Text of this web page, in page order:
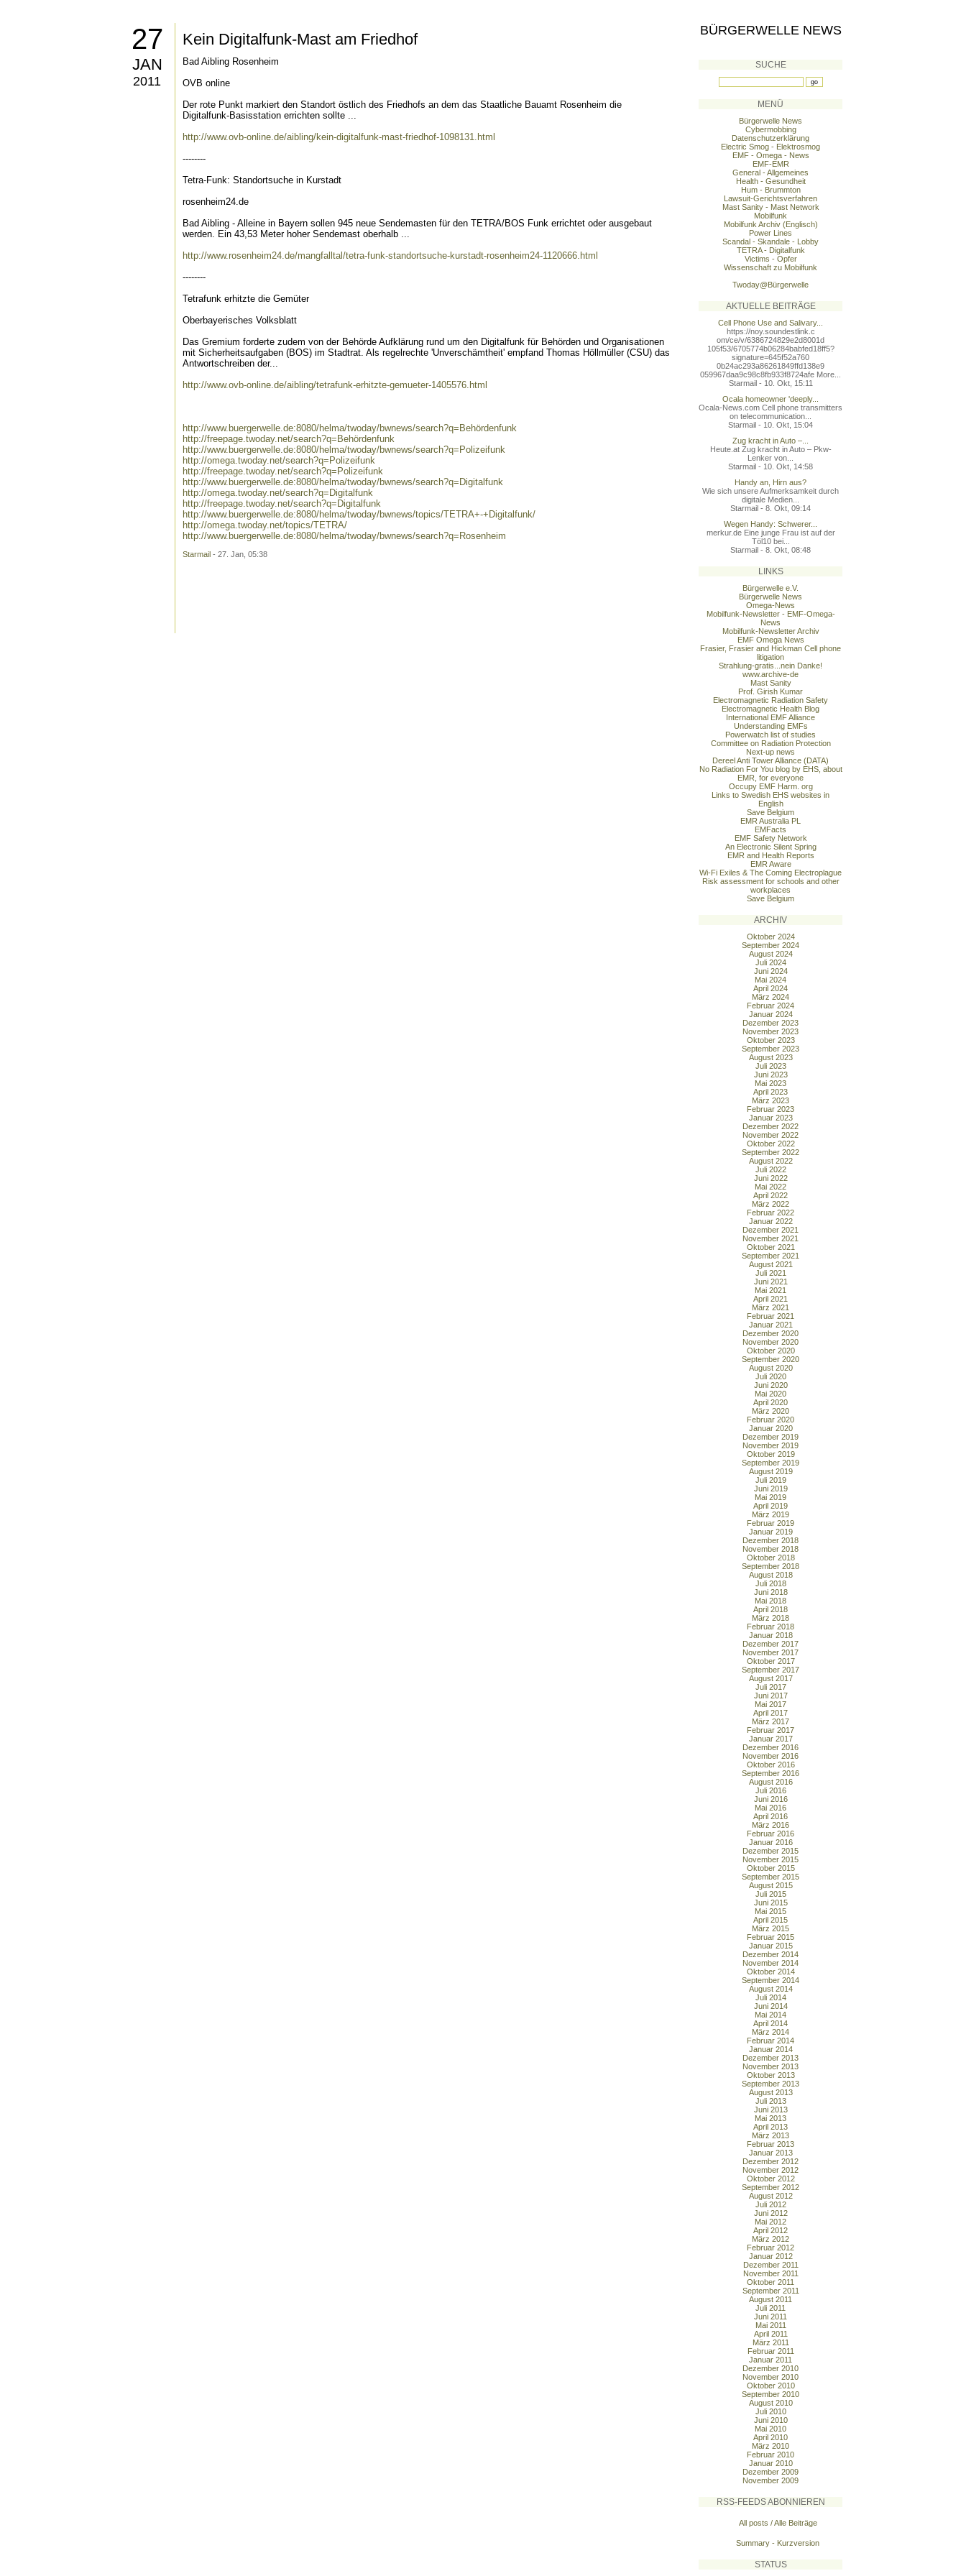
27
JAN
2011
Kein Digitalfunk-Mast am Friedhof
Bad Aibling Rosenheim
OVB online
Der rote Punkt markiert den Standort östlich des Friedhofs an dem das Staatliche Bauamt Rosenheim die
Digitalfunk-Basisstation errichten sollte ...
http://www.ovb-online.de/aibling/kein-digitalfunk-mast-friedhof-1098131.html
--------
Tetra-Funk: Standortsuche in Kurstadt
rosenheim24.de
Bad Aibling - Alleine in Bayern sollen 945 neue Sendemasten für den TETRA/BOS Funk errichtet oder ausgebaut
werden. Ein 43,53 Meter hoher Sendemast oberhalb ...
http://www.rosenheim24.de/mangfalltal/tetra-funk-standortsuche-kurstadt-rosenheim24-1120666.html
--------
Tetrafunk erhitzte die Gemüter
Oberbayerisches Volksblatt
Das Gremium forderte zudem von der Behörde Aufklärung rund um den Digitalfunk für Behörden und Organisationen
mit Sicherheitsaufgaben (BOS) im Stadtrat. Als regelrechte 'Unverschämtheit' empfand Thomas Höllmüller (CSU) das
Antwortschreiben der...
http://www.ovb-online.de/aibling/tetrafunk-erhitzte-gemueter-1405576.html
http://www.buergerwelle.de:8080/helma/twoday/bwnews/search?q=Behördenfunk
http://freepage.twoday.net/search?q=Behördenfunk
http://www.buergerwelle.de:8080/helma/twoday/bwnews/search?q=Polizeifunk
http://omega.twoday.net/search?q=Polizeifunk
http://freepage.twoday.net/search?q=Polizeifunk
http://www.buergerwelle.de:8080/helma/twoday/bwnews/search?q=Digitalfunk
http://omega.twoday.net/search?q=Digitalfunk
http://freepage.twoday.net/search?q=Digitalfunk
http://www.buergerwelle.de:8080/helma/twoday/bwnews/topics/TETRA+-+Digitalfunk/
http://omega.twoday.net/topics/TETRA/
http://www.buergerwelle.de:8080/helma/twoday/bwnews/search?q=Rosenheim
Starmail - 27. Jan, 05:38
BÜRGERWELLE NEWS
SUCHE
MENÜ
Bürgerwelle News
Cybermobbing
Datenschutzerklärung
Electric Smog - Elektrosmog
EMF - Omega - News
EMF-EMR
General - Allgemeines
Health - Gesundheit
Hum - Brummton
Lawsuit-Gerichtsverfahren
Mast Sanity - Mast Network
Mobilfunk
Mobilfunk Archiv (Englisch)
Power Lines
Scandal - Skandale - Lobby
TETRA - Digitalfunk
Victims - Opfer
Wissenschaft zu Mobilfunk
Twoday@Bürgerwelle
AKTUELLE BEITRÄGE
Cell Phone Use and Salivary...
https://noy.soundestlink.c
om/ce/v/6386724829e2d8001d
105f53/6705774b06284babfed18ff5?
signature=645f52a760
0b24ac293a86261849ffd138e9
059967daa9c98c8fb933f8724afe More...
Starmail - 10. Okt, 15:11
Ocala homeowner 'deeply...
Ocala-News.com Cell phone transmitters
on telecommunication...
Starmail - 10. Okt, 15:04
Zug kracht in Auto –...
Heute.at Zug kracht in Auto – Pkw-
Lenker von...
Starmail - 10. Okt, 14:58
Handy an, Hirn aus?
Wie sich unsere Aufmerksamkeit durch
digitale Medien...
Starmail - 8. Okt, 09:14
Wegen Handy: Schwerer...
merkur.de Eine junge Frau ist auf der
Töl10 bei...
Starmail - 8. Okt, 08:48
LINKS
Bürgerwelle e.V.
Bürgerwelle News
Omega-News
Mobilfunk-Newsletter - EMF-Omega-
News
Mobilfunk-Newsletter Archiv
EMF Omega News
Frasier, Frasier and Hickman Cell phone
litigation
Strahlung-gratis...nein Danke!
www.archive-de
Mast Sanity
Prof. Girish Kumar
Electromagnetic Radiation Safety
Electromagnetic Health Blog
International EMF Alliance
Understanding EMFs
Powerwatch list of studies
Committee on Radiation Protection
Next-up news
Dereel Anti Tower Alliance (DATA)
No Radiation For You blog by EHS, about
EMR, for everyone
Occupy EMF Harm. org
Links to Swedish EHS websites in
English
Save Belgium
EMR Australia PL
EMFacts
EMF Safety Network
An Electronic Silent Spring
EMR and Health Reports
EMR Aware
Wi-Fi Exiles & The Coming Electroplague
Risk assessment for schools and other
workplaces
Save Belgium
ARCHIV
Oktober 2024
September 2024
August 2024
Juli 2024
Juni 2024
Mai 2024
April 2024
März 2024
Februar 2024
Januar 2024
Dezember 2023
November 2023
Oktober 2023
September 2023
August 2023
Juli 2023
Juni 2023
Mai 2023
April 2023
März 2023
Februar 2023
Januar 2023
Dezember 2022
November 2022
Oktober 2022
September 2022
August 2022
Juli 2022
Juni 2022
Mai 2022
April 2022
März 2022
Februar 2022
Januar 2022
Dezember 2021
November 2021
Oktober 2021
September 2021
August 2021
Juli 2021
Juni 2021
Mai 2021
April 2021
März 2021
Februar 2021
Januar 2021
Dezember 2020
November 2020
Oktober 2020
September 2020
August 2020
Juli 2020
Juni 2020
Mai 2020
April 2020
März 2020
Februar 2020
Januar 2020
Dezember 2019
November 2019
Oktober 2019
September 2019
August 2019
Juli 2019
Juni 2019
Mai 2019
April 2019
März 2019
Februar 2019
Januar 2019
Dezember 2018
November 2018
Oktober 2018
September 2018
August 2018
Juli 2018
Juni 2018
Mai 2018
April 2018
März 2018
Februar 2018
Januar 2018
Dezember 2017
November 2017
Oktober 2017
September 2017
August 2017
Juli 2017
Juni 2017
Mai 2017
April 2017
März 2017
Februar 2017
Januar 2017
Dezember 2016
November 2016
Oktober 2016
September 2016
August 2016
Juli 2016
Juni 2016
Mai 2016
April 2016
März 2016
Februar 2016
Januar 2016
Dezember 2015
November 2015
Oktober 2015
September 2015
August 2015
Juli 2015
Juni 2015
Mai 2015
April 2015
März 2015
Februar 2015
Januar 2015
Dezember 2014
November 2014
Oktober 2014
September 2014
August 2014
Juli 2014
Juni 2014
Mai 2014
April 2014
März 2014
Februar 2014
Januar 2014
Dezember 2013
November 2013
Oktober 2013
September 2013
August 2013
Juli 2013
Juni 2013
Mai 2013
April 2013
März 2013
Februar 2013
Januar 2013
Dezember 2012
November 2012
Oktober 2012
September 2012
August 2012
Juli 2012
Juni 2012
Mai 2012
April 2012
März 2012
Februar 2012
Januar 2012
Dezember 2011
November 2011
Oktober 2011
September 2011
August 2011
Juli 2011
Juni 2011
Mai 2011
April 2011
März 2011
Februar 2011
Januar 2011
Dezember 2010
November 2010
Oktober 2010
September 2010
August 2010
Juli 2010
Juni 2010
Mai 2010
April 2010
März 2010
Februar 2010
Januar 2010
Dezember 2009
November 2009
RSS-FEEDS ABONNIEREN
All posts / Alle Beiträge
Summary - Kurzversion
STATUS